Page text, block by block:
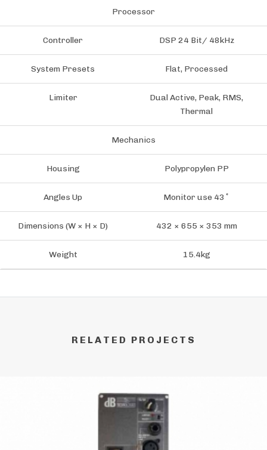
Processor
Controller DSP 24 Bit/ 48kHz
System Presets Flat, Processed
Limiter
Dual Active, Peak, RMS,
Thermal
Mechanics
Housing Polypropylen PP
Angles Up Monitor use 43˚
Dimensions (W × H × D) 432 × 655 × 353 mm
Weight 15.4kg
RELATED PROJECTS